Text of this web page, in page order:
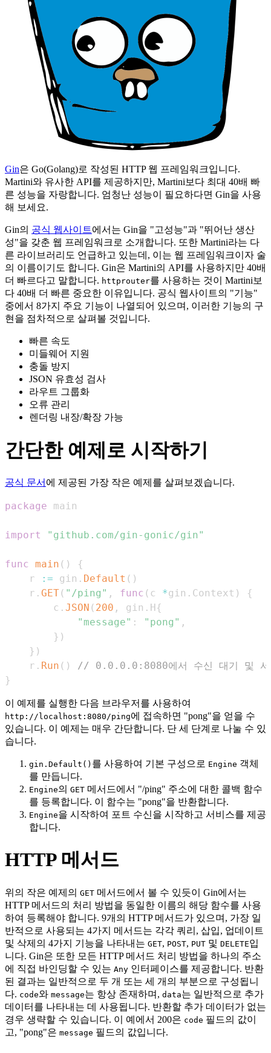
Gin은 Go(Golang)로 작성된 HTTP 웹 프레임워크입니다.
Martini와 유사한 API를 제공하지만, Martini보다 최대 40배 빠
른 성능을 자랑합니다. 엄청난 성능이 필요하다면 Gin을 사용
해 보세요.
Gin의 공식 웹사이트에서는 Gin을 "고성능"과 "뛰어난 생산
성"을 갖춘 웹 프레임워크로 소개합니다. 또한 Martini라는 다
른 라이브러리도 언급하고 있는데, 이는 웹 프레임워크이자 술
의 이름이기도 합니다. Gin은 Martini의 API를 사용하지만 40배
더 빠르다고 말합니다. httprouter를 사용하는 것이 Martini보
다 40배 더 빠른 중요한 이유입니다. 공식 웹사이트의 "기능"
중에서 8가지 주요 기능이 나열되어 있으며, 이러한 기능의 구
현을 점차적으로 살펴볼 것입니다.
빠른 속도
미들웨어 지원
충돌 방지
JSON 유효성 검사
라우트 그룹화
오류 관리
렌더링 내장/확장 가능
간단한 예제로 시작하기
공식 문서 에 제공된 가장 작은 예제를 살펴보겠습니다.
package
import "github.com/gin-gonic/gin"
func main ( )
{
    r
:= gin . Default ( )
    r
. GET( "/ping" , func ( c *gin . Context )
{
        c
. JSON ( 200 , gin . H{
"message" : "pong" ,
} )
} )
    r
. Run ( )
// 0.0.0.0:8080에서 수신 대기 및 서
}
이 예제를 실행한 다음 브라우저를 사용하여
http://localhost:8080/ping에 접속하면 "pong"을 얻을 수
있습니다. 이 예제는 매우 간단합니다. 단 세 단계로 나눌 수 있
습니다.
gin.Default() 를 사용하여 기본 구성으로 Engine 객체
를 만듭니다.
Engine의 GET 메서드에서 "/ping" 주소에 대한 콜백 함수
를 등록합니다. 이 함수는 "pong"을 반환합니다.
Engine을 시작하여 포트 수신을 시작하고 서비스를 제공
합니다.
HTTP 메서드
위의 작은 예제의 GET 메서드에서 볼 수 있듯이 Gin에서는
HTTP 메서드의 처리 방법을 동일한 이름의 해당 함수를 사용
하여 등록해야 합니다. 9개의 HTTP 메서드가 있으며, 가장 일
반적으로 사용되는 4가지 메서드는 각각 쿼리, 삽입, 업데이트
및 삭제의 4가지 기능을 나타내는 GET, POST, PUT 및 DELETE입
니다. Gin은 또한 모든 HTTP 메서드 처리 방법을 하나의 주소
에 직접 바인딩할 수 있는 Any 인터페이스를 제공합니다. 반환
된 결과는 일반적으로 두 개 또는 세 개의 부분으로 구성됩니
다. code와 message는 항상 존재하며, data는 일반적으로 추가
데이터를 나타내는 데 사용됩니다. 반환할 추가 데이터가 없는
경우 생략할 수 있습니다. 이 예에서 200은 code 필드의 값이
고, "pong"은 message 필드의 값입니다.